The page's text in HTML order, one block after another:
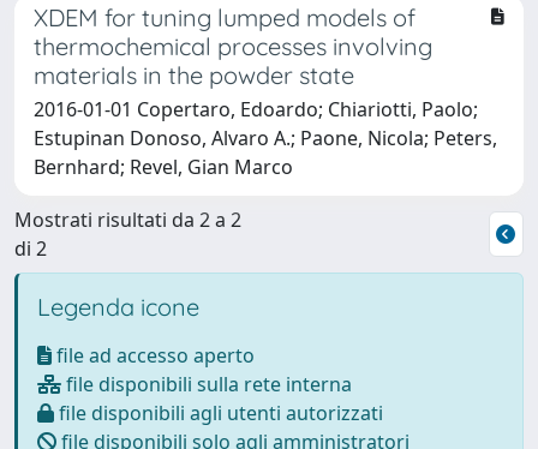
XDEM for tuning lumped models of
thermochemical processes involving
materials in the powder state
2016-01-01 Copertaro, Edoardo; Chiariotti, Paolo;
Estupinan Donoso, Alvaro A.; Paone, Nicola; Peters,
Bernhard; Revel, Gian Marco
Mostrati risultati da 2 a 2
di 2
Legenda icone
file ad accesso aperto
file disponibili sulla rete interna
file disponibili agli utenti autorizzati
file disponibili solo agli amministratori